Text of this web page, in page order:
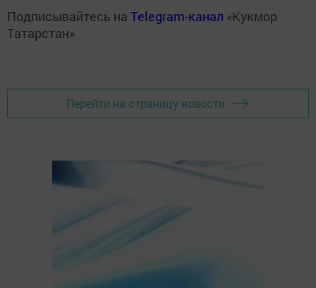
Подписывайтесь на Telegram-канал «Кукмор
Татарстан»
Перейти на страницу новости